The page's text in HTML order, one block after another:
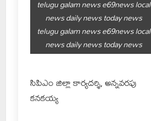
telugu galam news e69news local
news daily news today news
telugu galam news e69news local
news daily news today news
సిపిఎం జిల్లా కార్యదర్శి, అన్నవరపు
కనకయ్య